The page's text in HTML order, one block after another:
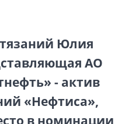
Юлия
АО
- актив
«Нефтиса»,
в номинации